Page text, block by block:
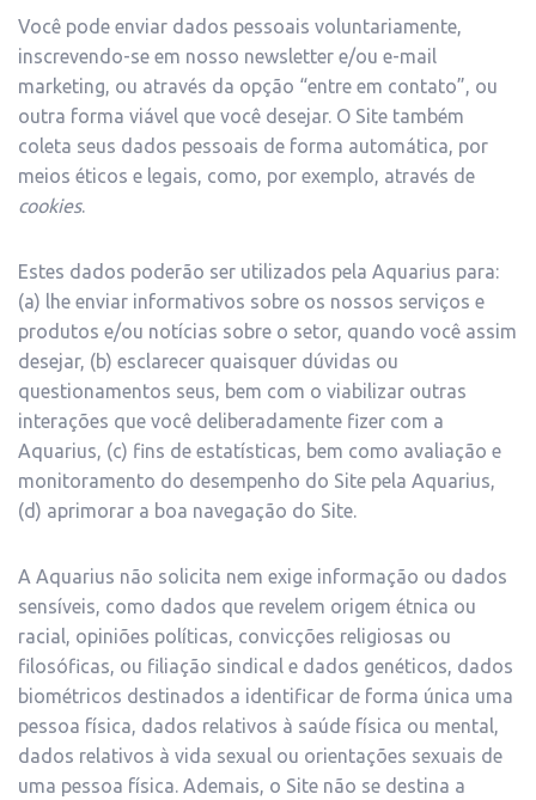
Você pode enviar dados pessoais voluntariamente,
inscrevendo-se em nosso newsletter e/ou e-mail
marketing, ou através da opção “entre em contato”, ou
outra forma viável que você desejar. O Site também
coleta seus dados pessoais de forma automática, por
meios éticos e legais, como, por exemplo, através de
cookies.
Estes dados poderão ser utilizados pela Aquarius para:
(a) lhe enviar informativos sobre os nossos serviços e
produtos e/ou notícias sobre o setor, quando você assim
desejar, (b) esclarecer quaisquer dúvidas ou
questionamentos seus, bem com o viabilizar outras
interações que você deliberadamente fizer com a
Aquarius, (c) fins de estatísticas, bem como avaliação e
monitoramento do desempenho do Site pela Aquarius,
(d) aprimorar a boa navegação do Site.
A Aquarius não solicita nem exige informação ou dados
sensíveis, como dados que revelem origem étnica ou
racial, opiniões políticas, convicções religiosas ou
filosóficas, ou filiação sindical e dados genéticos, dados
biométricos destinados a identificar de forma única uma
pessoa física, dados relativos à saúde física ou mental,
dados relativos à vida sexual ou orientações sexuais de
uma pessoa física. Ademais, o Site não se destina a